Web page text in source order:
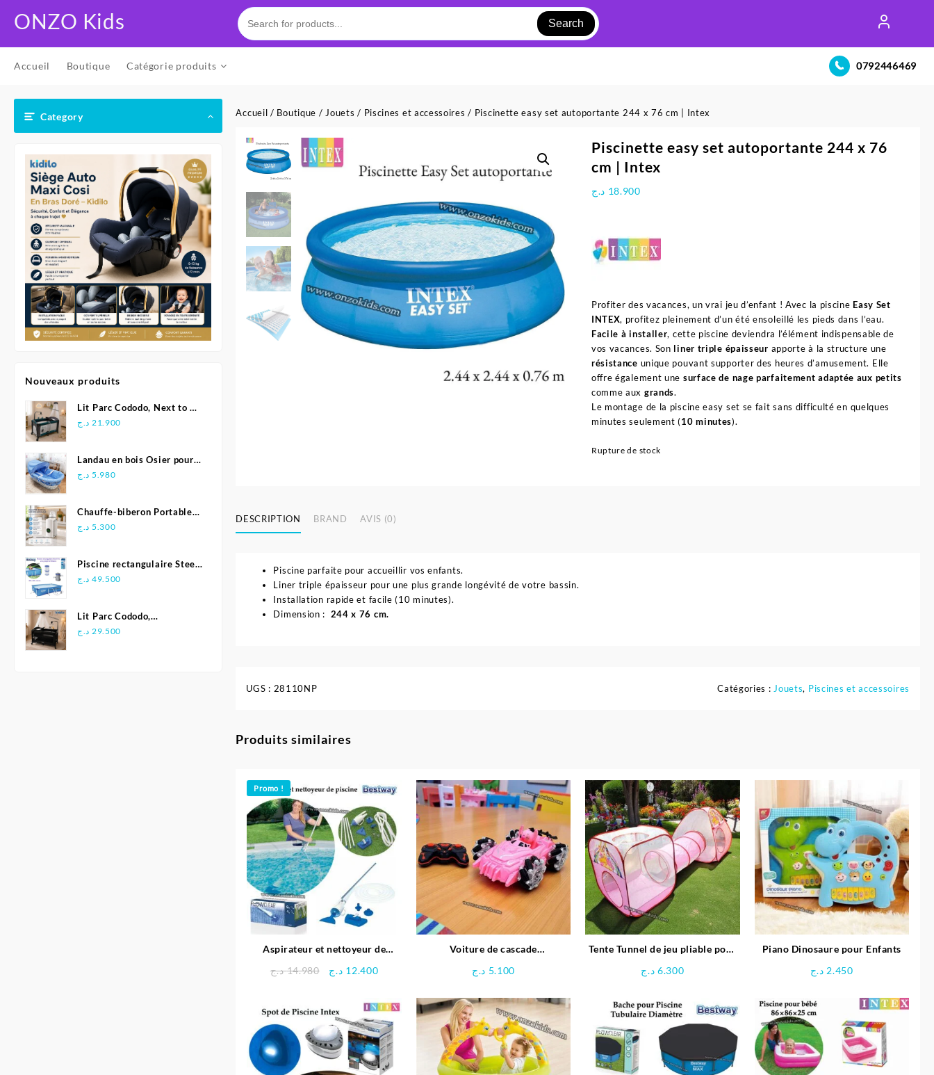
ONZO Kids Search
Accueil Boutique Catégorie produits 0792446469
Category
Nouveaux produits
Lit Parc Cododo, Next to Me
2en1 – Pingouin
21.900 د.ج
Landau en bois Osier pour
bébé5.980 د.ج
Chauffe-biberon Portable
pour Voyage
5.300 د.ج
Piscine rectangulaire Steel
Pro avec pompe de
49.500 د.ج
Lit Parc Cododo,
Multifonction - Kidilo
29.500 د.ج
Accueil / Boutique / Jouets / Piscines et accessoires / Piscinette easy set autoportante 244 x 76 cm | Intex
Piscinette easy set autoportante 244 x 76
cm | Intex
18.900 د.ج
Profiter des vacances, un vrai jeu d’enfant ! Avec la piscine Easy Set
INTEX, profitez pleinement d’un été ensoleillé les pieds dans l’eau.
Facile à installer, cette piscine deviendra l’élément indispensable de
vos vacances. Son liner triple épaisseur apporte à la structure une
résistance unique pouvant supporter des heures d’amusement. Elle
offre également une surface de nage parfaitement adaptée aux petits
comme aux grands.
Le montage de la piscine easy set se fait sans difficulté en quelques
minutes seulement (10 minutes).
Rupture de stock
DESCRIPTION BRAND AVIS (0)
Piscine parfaite pour accueillir vos enfants.
Liner triple épaisseur pour une plus grande longévité de votre bassin.
Installation rapide et facile (10 minutes).
Dimension : 244 x 76 cm.
UGS : 28110NP Catégories : Jouets, Piscines et accessoires
Produits similaires
Promo !
Aspirateur et nettoyeur de
14.980 د.ج
Le
était :
14.980 د.ج.
12.400 د.ج
Le
est :
Voiture de cascade
5.100 د.ج
Tente Tunnel de jeu pliable pour
6.300 د.ج
Piano Dinosaure pour Enfants
2.450 د.ج